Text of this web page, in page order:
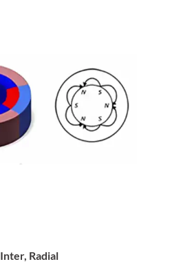
Inter, Radial